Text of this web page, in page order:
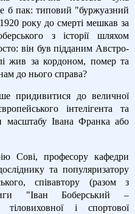
б пак: типовий "буржуазний
року до смерті мешкав за
з історії шляхом
він був підданим Австро-
жив за кордоном, помер та
до нього справа?
придивитися до величної
інтелігента та
масштабу Івана Франка або
Сові, професору кафедри
та популяризатору
співавтору (разом з
"Іван Боберський –
тіловиховної і спортової